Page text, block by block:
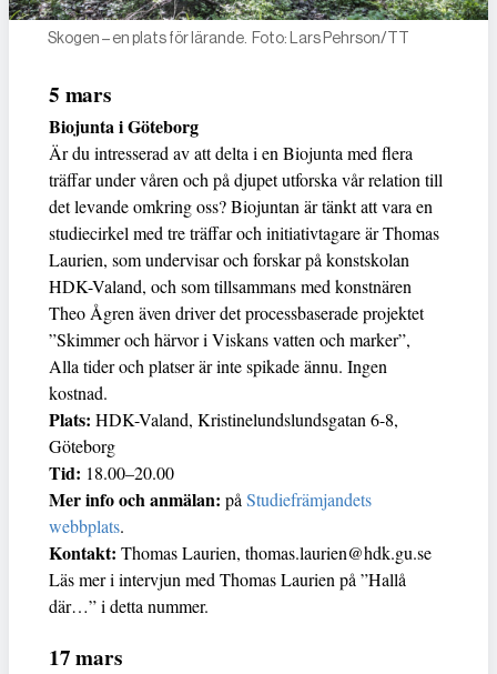
Skogen – en plats för lärande. Foto: Lars Pehrson/TT
5 mars
Biojunta i Göteborg
Är du intresserad av att delta i en Biojunta med flera
träffar under våren och på djupet utforska vår relation till
det levande omkring oss? Biojuntan är tänkt att vara en
studiecirkel med tre träffar och initiativtagare är Thomas
Laurien, som undervisar och forskar på konstskolan
HDK-Valand, och som tillsammans med konstnären
Theo Ågren även driver det processbaserade projektet
”Skimmer och härvor i Viskans vatten och marker”,
Alla tider och platser är inte spikade ännu. Ingen
kostnad.
Plats: HDK-Valand, Kristinelundslundsgatan 6-8,
Göteborg
Tid: 18.00–20.00
Mer info och anmälan: på Studiefrämjandets
webbplats.
Kontakt: Thomas Laurien, thomas.laurien@hdk.gu.se
Läs mer i intervjun med Thomas Laurien på ”Hallå
där…” i detta nummer.
17 mars